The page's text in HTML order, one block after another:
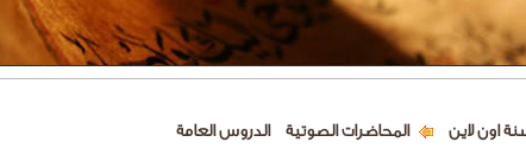
المحاضرات الصوتية الدروس العامة